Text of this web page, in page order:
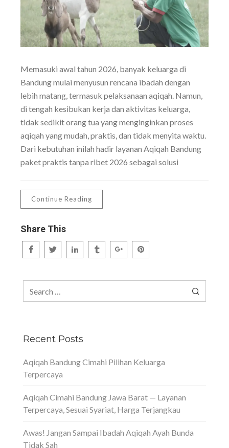
Memasuki awal tahun 2026, banyak keluarga di
Bandung mulai menyusun rencana ibadah dengan
lebih matang, termasuk pelaksanaan aqiqah. Namun,
di tengah kesibukan kerja dan aktivitas keluarga,
tidak sedikit orang tua yang menginginkan proses
aqiqah yang mudah, praktis, dan tidak menyita waktu.
Dari kebutuhan inilah hadir layanan Aqiqah Bandung
paket praktis tanpa ribet 2026 sebagai solusi
Continue Reading
Share This
Recent Posts
Aqiqah Bandung Cimahi Pilihan Keluarga
Terpercaya
Aqiqah Cimahi Bandung Jawa Barat — Layanan
Terpercaya, Sesuai Syariat, Harga Terjangkau
Awas! Jangan Sampai Ibadah Aqiqah Ayah Bunda
Tidak Sah